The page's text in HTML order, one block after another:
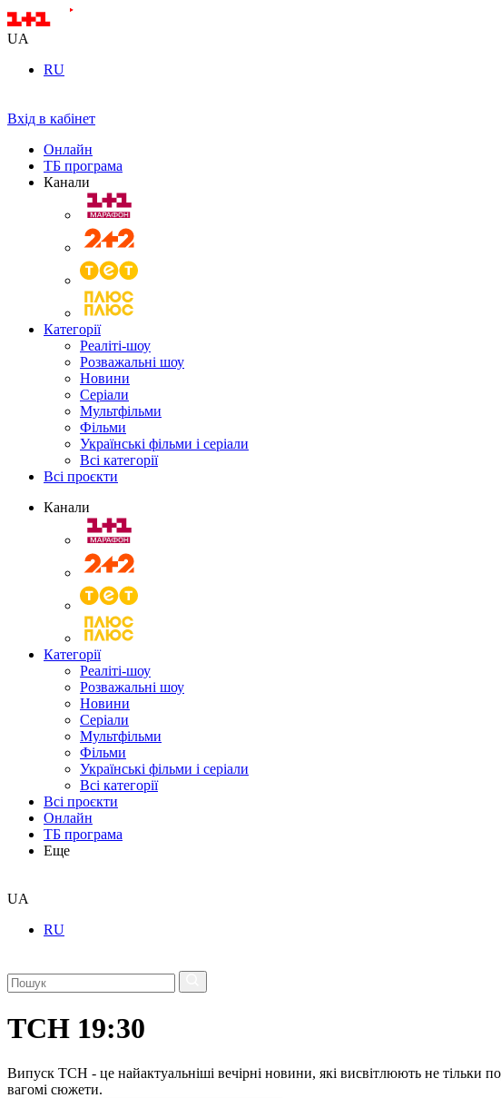
UA
RU
Вхід в кабінет
Онлайн
ТБ програма
Канали
Категорії
Реаліті-шоу
Розважальні шоу
Новини
Серіали
Мультфільми
Фільми
Українські фільми і серіали
Всі категорії
Всі проєкти
Канали
Категорії
Реаліті-шоу
Розважальні шоу
Новини
Серіали
Мультфільми
Фільми
Українські фільми і серіали
Всі категорії
Всі проєкти
Онлайн
ТБ програма
Еще
UA
RU
ТСН 19:30
Випуск ТСН - це найактуальніші вечірні новини, які висвітлюють не тільки
вагомі сюжети.